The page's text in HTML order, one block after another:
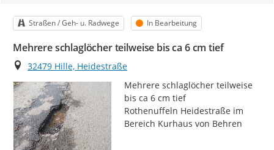
Kategorie
Straßen / Geh- u. Radwege Status
In Bearbeitung
Mehrere schlaglöcher teilweise bis ca 6 cm tief
Ort
32479 Hille, Heidestraße
Mehrere schlaglöcher teilweise
bis ca 6 cm tief
Rothenuffeln Heidestraße im
Bereich Kurhaus von Behren